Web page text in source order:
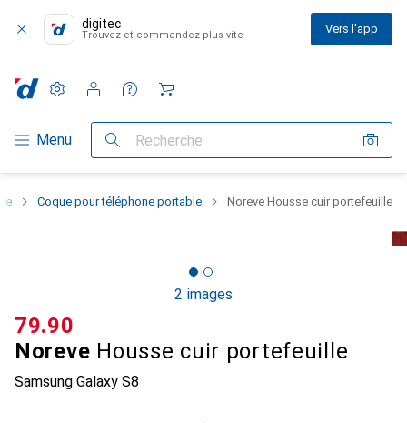
digitec
Trouvez et commandez plus vite Vers l'app
Navigation par catégorie
Menu Recherche
Paramètres
Compte client
Listes de comparaison
Listes d'envies
Panier
Coque pour téléphone portable Noreve Housse cuir portefeuille
2 images
Noreve Housse cuir portefeuille
Samsung Galaxy S8
CHF
79.90